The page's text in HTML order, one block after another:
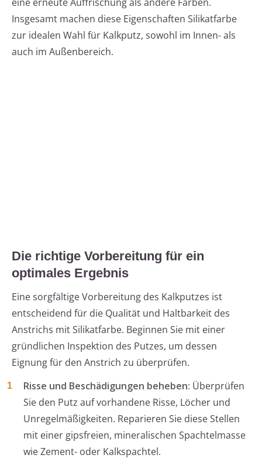
Insgesamt machen diese Eigenschaften Silikatfarbe
zur idealen Wahl für Kalkputz, sowohl im Innen- als
auch im Außenbereich.
Die richtige Vorbereitung für ein
optimales Ergebnis
Eine sorgfältige Vorbereitung des Kalkputzes ist
entscheidend für die Qualität und Haltbarkeit des
Anstrichs mit Silikatfarbe. Beginnen Sie mit einer
gründlichen Inspektion des Putzes, um dessen
Eignung für den Anstrich zu überprüfen.
Risse und Beschädigungen beheben: Überprüfen
Sie den Putz auf vorhandene Risse, Löcher und
Unregelmäßigkeiten. Reparieren Sie diese Stellen
mit einer gipsfreien, mineralischen Spachtelmasse
wie Zement- oder Kalkspachtel.